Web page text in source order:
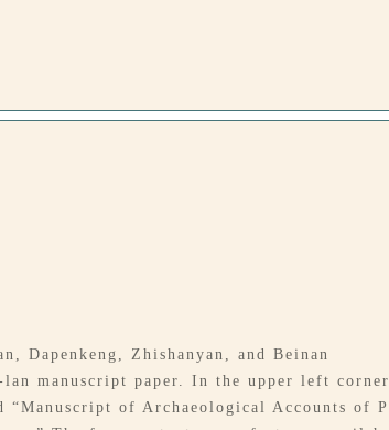
Dapenkeng, Zhishanyan, and Beinan
manuscript paper. In the upper left
of Archaeological Accounts of